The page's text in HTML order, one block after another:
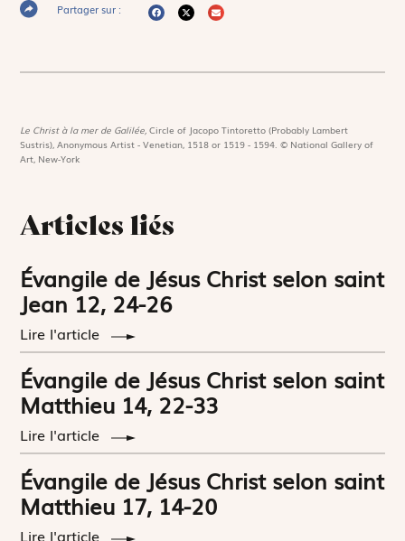
Partager sur :
Le Christ à la mer de Galilée,Circle of Jacopo Tintoretto (Probably Lambert
Sustris), Anonymous Artist - Venetian, 1518 or 1519 - 1594. © National Gallery of
Art, New-York
Articles liés
Évangile de Jésus Christ selon saint
Jean 12, 24-26
Lire l'article
Évangile de Jésus Christ selon saint
Matthieu 14, 22-33
Lire l'article
Évangile de Jésus Christ selon saint
Matthieu 17, 14-20
Lire l'article